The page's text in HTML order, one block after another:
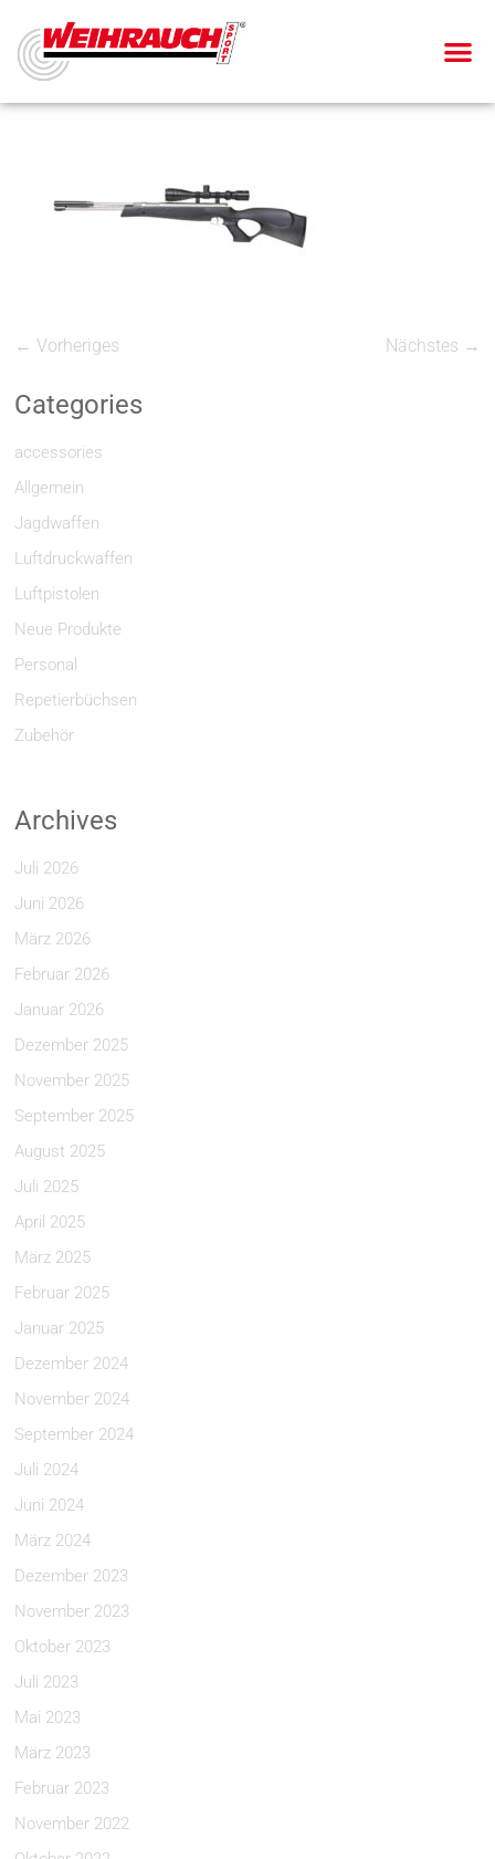
← Vorheriges Nächstes →
Categories
accessories
Allgemein
Jagdwaffen
Luftdruckwaffen
Luftpistolen
Neue Produkte
Personal
Repetierbüchsen
Zubehör
Archives
Juli 2026
Juni 2026
März 2026
Februar 2026
Januar 2026
Dezember 2025
November 2025
September 2025
August 2025
Juli 2025
April 2025
März 2025
Februar 2025
Januar 2025
Dezember 2024
November 2024
September 2024
Juli 2024
Juni 2024
März 2024
Dezember 2023
November 2023
Oktober 2023
Juli 2023
Mai 2023
März 2023
Februar 2023
November 2022